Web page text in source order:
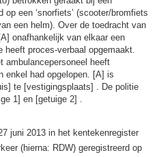
een ‘snorfiets’ (scooter/bromfiets
een helm). Over de toedracht van
onafhankelijk van elkaar een
proces-verbaal opgemaakt.
ambulancepersoneel heeft
enkel had opgelopen. [A] is
te [vestigingsplaats] . De politie
1] en [getuige 2] .
juni 2013 in het kentekenregister
(hierna: RDW) geregistreerd op